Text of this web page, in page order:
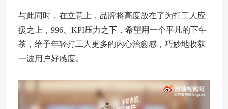
与此同时，在立意上，品牌将高度放在了为打工人应
援之上，996、KPI压力之下，希望用一个平凡的下午
茶，给予年轻打工人更多的内心治愈感，巧妙地收获
一波用户好感度。